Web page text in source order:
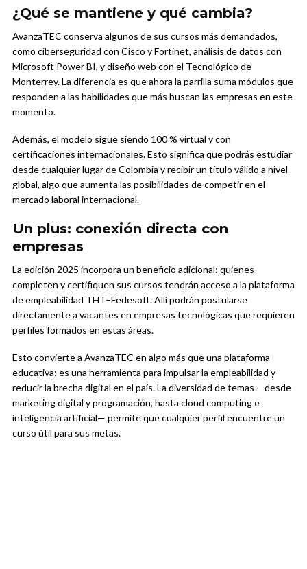
¿Qué se mantiene y qué cambia?
AvanzaTEC conserva algunos de sus cursos más demandados,
como ciberseguridad con Cisco y Fortinet, análisis de datos con
Microsoft Power BI, y diseño web con el Tecnológico de
Monterrey. La diferencia es que ahora la parrilla suma módulos que
responden a las habilidades que más buscan las empresas en este
momento.
Además, el modelo sigue siendo 100 % virtual y con
certificaciones internacionales. Esto significa que podrás estudiar
desde cualquier lugar de Colombia y recibir un título válido a nivel
global, algo que aumenta las posibilidades de competir en el
mercado laboral internacional.
Un plus: conexión directa con
empresas
La edición 2025 incorpora un beneficio adicional: quienes
completen y certifiquen sus cursos tendrán acceso a la plataforma
de empleabilidad THT–Fedesoft. Allí podrán postularse
directamente a vacantes en empresas tecnológicas que requieren
perfiles formados en estas áreas.
Esto convierte a AvanzaTEC en algo más que una plataforma
educativa: es una herramienta para impulsar la empleabilidad y
reducir la brecha digital en el país. La diversidad de temas —desde
marketing digital y programación, hasta cloud computing e
inteligencia artificial— permite que cualquier perfil encuentre un
curso útil para sus metas.